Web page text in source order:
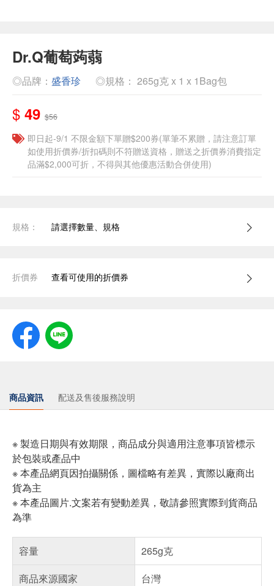
Dr.Q葡萄蒟蒻
◎品牌： 盛香珍 ◎規格： 265g克 x 1 x 1Bag包
$ 49 $56
即日起-9/1 不限金額下單贈$200券(單筆不累贈，請注意訂單
如使用折價券/折扣碼則不符贈送資格，贈送之折價券消費指定
品滿$2,000可折，不得與其他優惠活動合併使用)
規格： 請選擇數量、規格
折價券 查看可使用的折價券
商品資訊 配送及售後服務說明
※ 製造日期與有效期限，商品成分與適用注意事項皆標示
於包裝或產品中
※ 本產品網頁因拍攝關係，圖檔略有差異，實際以廠商出
貨為主
※ 本產品圖片.文案若有變動差異，敬請參照實際到貨商品
為準
容量
265g克
商品來源國家
台灣